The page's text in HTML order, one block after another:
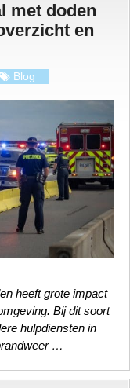
met doden
en
Blog
heeft grote impact
Bij dit soort
hulpdiensten in
…